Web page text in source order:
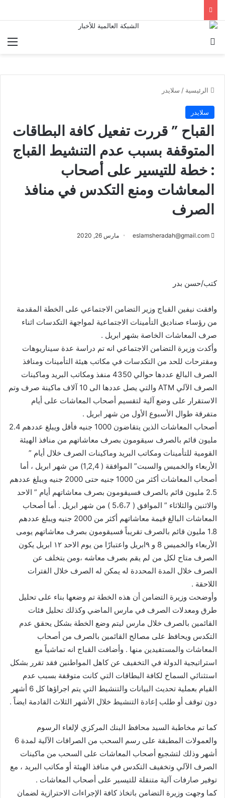
الرئيسية / سلايدر
سلايدر
القباح ” قررت تفعيل كافة البطاقات
المتوقفة بسبب عدم التنشيط القباج
: خطة للتيسير على أصحاب
المعاشات ومنع التكدس في منافذ
الصرف
eslamsheradah@gmail.com مارس 26, 2020
كتب/حسن بدر
وافقت نيفين القباج وزير التضامن الاجتماعي على الخطة المقدمة
من رؤساء صناديق التأمينات الاجتماعية لمواجهة التكدسات اثناء
صرف المعاشات الخاصة بشهر ابريل .
وأكدت وزيرة التضامن الاجتماعي انه تم دراسة عدة سيناريوهات
ومقترحات للحد من التكدسات في مكاتب هيئة التأمينات ومنافذ
الصرف البالغ عددها حوالي 4350 منفذ ومكاتب البريد وماكينات
الصرف الآلي ATM والتي يصل عددها الى 10 آلاف ماكينة صرف وتم
الاستقرار على وضع آلية لتقسيم أصحاب المعاشات على أيام
متفرقة طوال الأسبوع الأول من شهر ابريل .
أصحاب المعاشات الذين يتقاضون 1000 جنيه فأقل ويبلغ عددهم 2.4
مليون قائم بالصرف سيقومون بصرف معاشاتهم من منافذ الهيئة
القومية للتأمينات ومكاتب البريد وماكينات الصرف خلال أيام ”
الأربعاء والخميس والسبت” الموافقة ( 1,2,4) من شهر ابريل ، أما
أصحاب المعاشات أكثر من 1000 جنيه حتى 2000 جنيه ويبلغ عددهم
2.5 مليون قائم بالصرف فسيقومون بصرف معاشاتهم أيام ” الاحد
والاثنين والثلاثاء ” الموافق ( 5،6،7 ) من شهر ابريل . أما أصحاب
المعاشات البالغ قيمة معاشاتهم أكثر من 2000 جنيه ويبلغ عددهم
1.8 مليون قائم بالصرف تقريباً فسيقومون بصرف معاشاتهم يومى
الأربعاء والخميس 8 و ٩ابريل واعتبارًا من يوم الاحد ١٢ ابريل يكون
الصرف متاح لكل من لم يقم بصرف معاشه ،ومن يتخلف عن
الصرف خلال المدة المحددة له يمكن له الصرف خلال الفترات
اللاحقة .
وأوضحت وزيرة التضامن أن هذه الخطة تم وضعها بناء على تحليل
طرق ومعدلات الصرف في مارس الماضي وكذلك تحليل فئات
القائمين بالصرف خلال مارس ليتم وضع الخطة بشكل يحقق عدم
التكدس ويحافظ على مصالح القائمين بالصرف من أصحاب
المعاشات والمستفيدين منها . وأضافت القباج انه تماشياً مع
استراتيجية الدولة في التخفيف عن كاهل المواطنين فقد تقرر بشكل
استثنائي السماح لكافة البطاقات التي كانت متوقفة بسبب عدم
القيام بعملية تحديث البيانات والتنشيط التي يتم اجراؤها كل 6 أشهر
دون توقف أو طلب إعادة التنشيط خلال الأشهر الثلاث القادمة ايضاً .
كما تم مخاطبة السيد محافظ البنك المركزي لإلغاء الرسوم
والعمولات المطبقة على رسم السحب من الصرافات الآلية لمدة 6
أشهر وذلك لتشجيع أصحاب المعاشات على السحب من ماكينات
الصرف الآلي وتخفيف التكدس في منافذ الهيئة أو مكاتب البريد ، مع
توفير صارفات آلية متنقلة للتيسير على أصحاب المعاشات .
كما وجهت وزيرة التضامن باتخاذ كافة الإجراءات الاحترازية لضمان